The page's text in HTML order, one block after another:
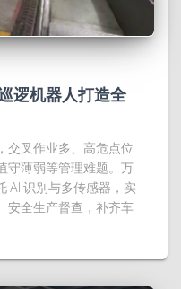
逻机器人打造全
交叉作业多、高危点位
守薄弱等管理难题。万
AI 识别与多传感器，实
安全生产督查，补齐车